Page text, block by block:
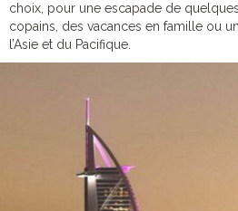
choix, pour une escapade de
copains, des vacances en famille ou
l’Asie et du Pacifique.